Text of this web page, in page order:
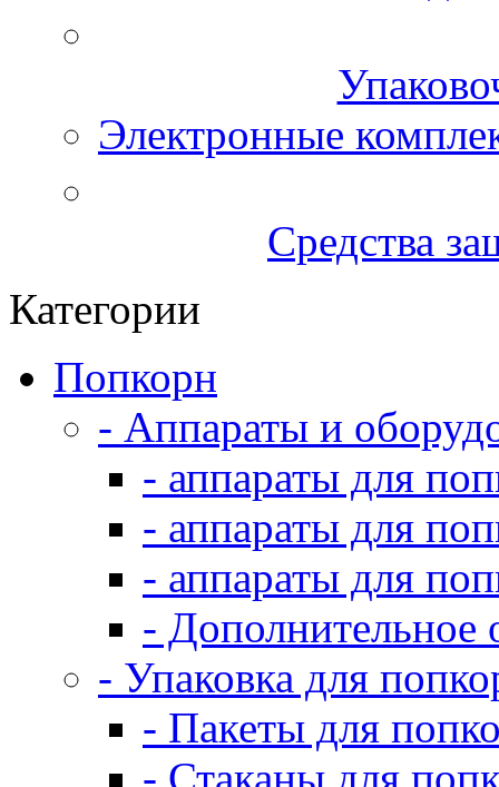
Электронные
Средства
Категории
Попкорн
- Аппараты и
- аппараты для
- аппараты для
- аппараты для
- Дополнительное
- Упаковка для
- Пакеты для
- Стаканы для